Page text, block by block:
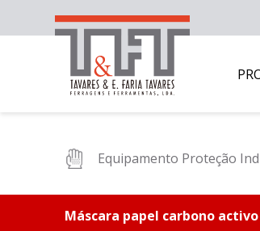
Equipamento Proteção
Máscara papel carbono